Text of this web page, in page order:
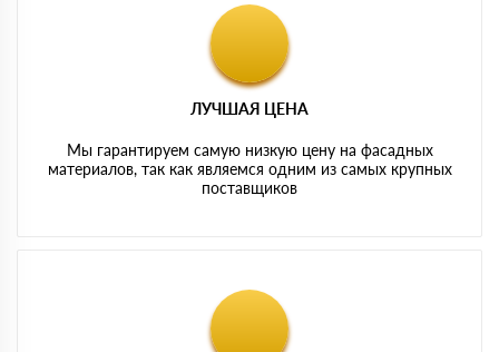
ЛУЧШАЯ ЦЕНА
Мы гарантируем самую низкую цену на фасадных
материалов, так как являемся одним из самых крупных
поставщиков